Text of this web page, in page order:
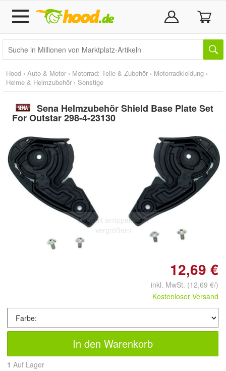
Hood › Auto & Motor › Motorrad: Teile & Zubehör › Motorradkleidung ›
Helme & Helmzubehör › Sonstige
Sena Helmzubehör Shield Base Plate Set
For Outstar 298-4-23130
Doppelt antippen zum
vergrößern
12,69 €
inkl. MwSt. (12,69 €/)
Kostenloser Versand
In den Warenkorb
1 Auf Lager